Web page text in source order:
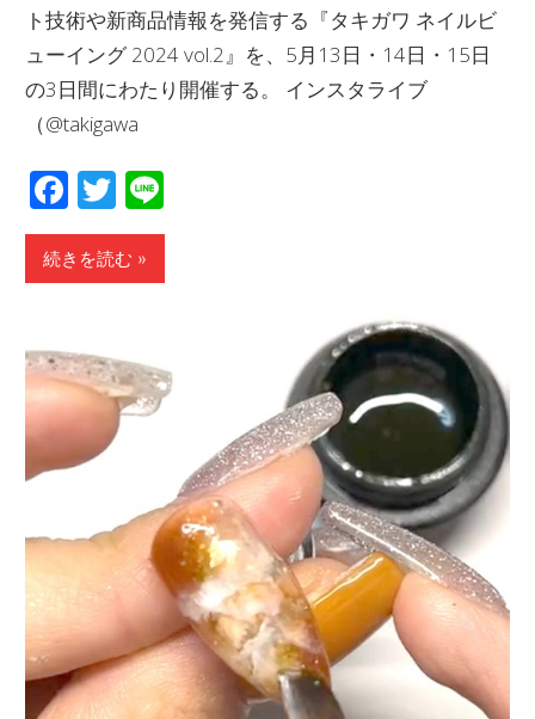
ト技術や新商品情報を発信する『タキガワ ネイルビ
ューイング 2024 vol.2』を、5月13日・14日・15日
の3日間にわたり開催する。 インスタライブ
（@takigawa
Facebook
Twitter
続きを読む